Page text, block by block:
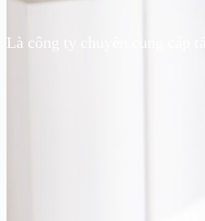
Là công ty chuyên cung cấp